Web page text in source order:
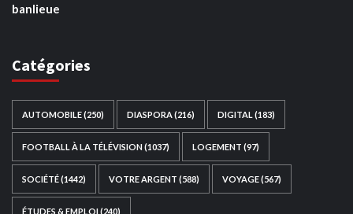
banlieue
Catégories
AUTOMOBILE(250) DIASPORA (216) DIGITAL (183)
FOOTBALL À LA TÉLÉVISION(1037) LOGEMENT (97)
SOCIÉTÉ(1442) VOTRE ARGENT (588) VOYAGE(567)
ÉTUDES & EMPLOI(240)